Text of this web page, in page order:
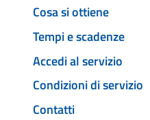
Cosa si ottiene
Tempi e scadenze
Accedi al servizio
Condizioni di servizio
Contatti